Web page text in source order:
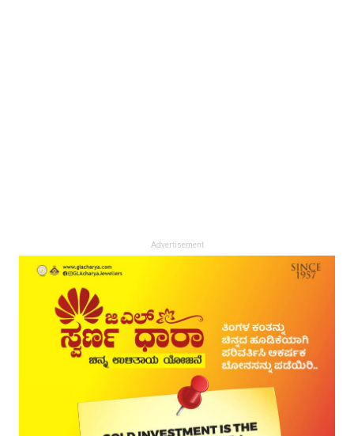
Advertisement